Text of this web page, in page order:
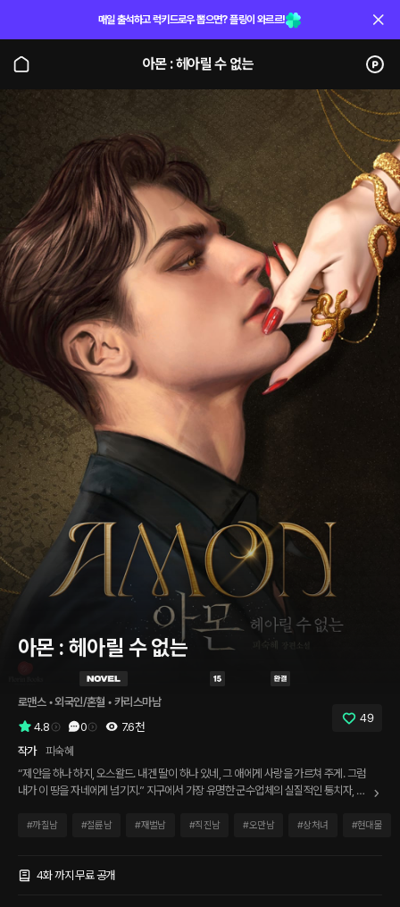
매일 출석하고 럭키드로우 뽑으면? 플링이 와르르!
아몬 : 헤아릴 수 없는
아몬 : 헤아릴 수 없는
로맨스 • 외국인/혼혈 • 카리스마남
4.8
0 7.6천
49
작가
피숙혜
“제안을 하나 하지, 오스왈드. 내겐 딸이 하나 있네, 그 애에게 사랑을 가르쳐 주게. 그럼
내가 이 땅을 자네에게 넘기지.” 지구에서 가장 유명한 군수업체의 실질적인 통치자, 잔
물을 차지하기 위해 말도 안되는 거래를 하게 된다 형편없는 외형에 어딘지 모자란 것 같
스왈드는 여자가 가진 상처를 알게 되고 그녀의 모습에서 자신의 비틀린 내면을 마주하
#까칠남 #절륜남 #재벌남 #직진남 #오만남 #상처녀 #현대물
4화 까지 무료 공개